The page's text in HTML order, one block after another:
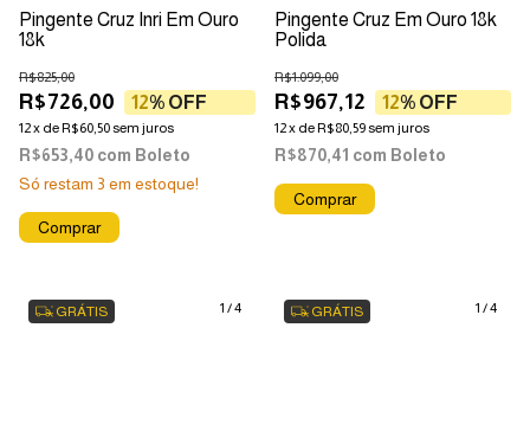
Pingente Cruz Inri Em Ouro
18k
R$726,00
R$825,00
12% OFF
12x deR$60,50sem juros
R$653,40 com Boleto
Só restam 3 em estoque!
Pingente Cruz Em Ouro 18k
Polida
R$967,12
R$1.099,00
12% OFF
12x deR$80,59sem juros
R$870,41 com Boleto
1 /4
GRÁTIS 1 /4
GRÁTIS